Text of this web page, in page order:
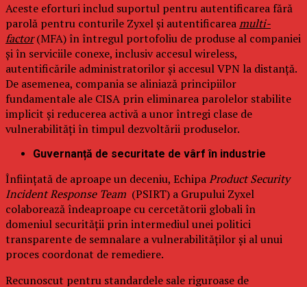
Aceste eforturi includ suportul pentru autentificarea fără
parolă pentru conturile Zyxel și autentificareamulti-
factor(MFA) în întregul portofoliu de produse al companiei
și în serviciile conexe, inclusiv accesul wireless,
autentificările administratorilor și accesul VPN la distanță.
De asemenea, compania se aliniază principiilor
fundamentale ale CISA prin eliminarea parolelor stabilite
implicit și reducerea activă a unor întregi clase de
vulnerabilități în timpul dezvoltării produselor.
Guvernanță de securitate de vârf în industrie
Înființată de aproape un deceniu, EchipaProduct Security
Incident Response Team (PSIRT) a Grupului Zyxel
colaborează îndeaproape cu cercetătorii globali în
domeniul securității prin intermediul unei politici
transparente de semnalare a vulnerabilităților și al unui
proces coordonat de remediere.
Recunoscut pentru standardele sale riguroase de